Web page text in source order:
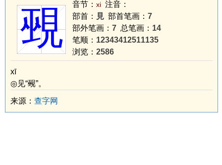
覡 音节： xi 注音：
部首： 見 部首笔画： 7
部外笔画： 7 总笔画： 14
笔顺： 12343412511135
浏览： 2586
xī
◎见“觋”。
来源： 查字网